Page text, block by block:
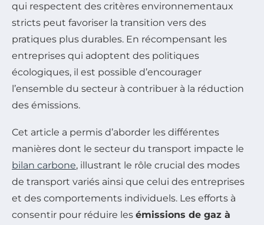
qui respectent des critères environnementaux
stricts peut favoriser la transition vers des
pratiques plus durables. En récompensant les
entreprises qui adoptent des politiques
écologiques, il est possible d’encourager
l’ensemble du secteur à contribuer à la réduction
des émissions.
Cet article a permis d’aborder les différentes
manières dont le secteur du transport impacte le
bilan carbone, illustrant le rôle crucial des modes
de transport variés ainsi que celui des entreprises
et des comportements individuels. Les efforts à
consentir pour réduire les émissions de gaz à